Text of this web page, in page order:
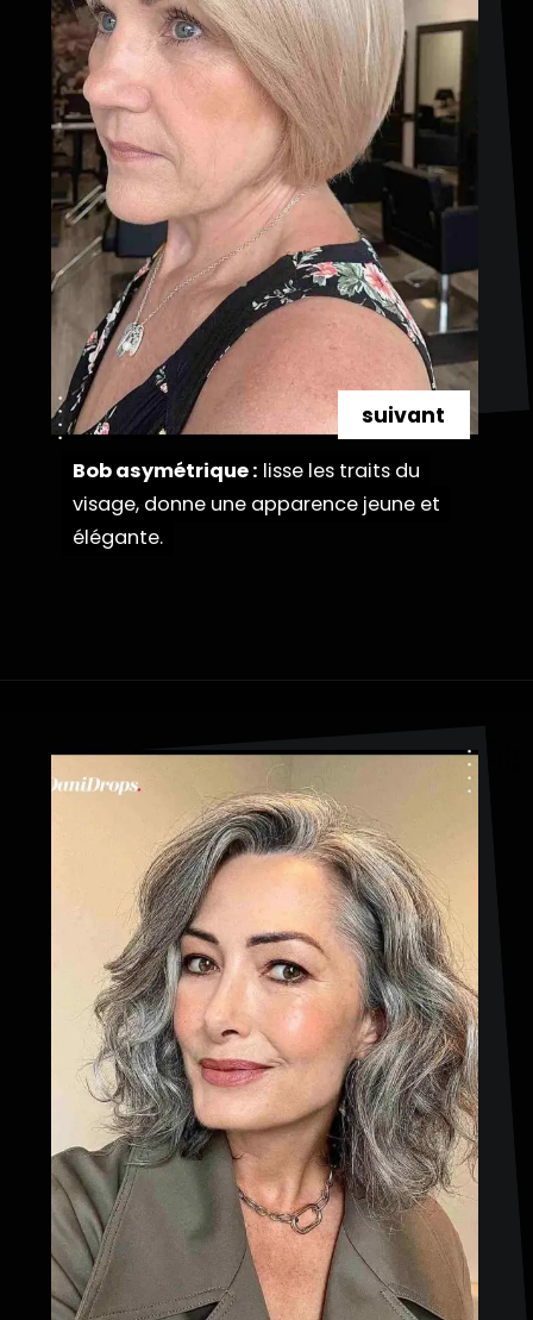
Bob asymétrique : lisse les traits du
visage, donne une apparence jeune et
élégante.
Bob asymétrique : lisse les traits du
visage, donne une apparence jeune et
élégante.
suivant